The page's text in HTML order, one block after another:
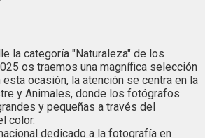
la categoría "Naturaleza" de los
os traemos una magnífica selección
ocasión, la atención se centra en la
y Animales, donde los fotógrafos
y pequeñas a través del
color.
dedicado a la fotografía en